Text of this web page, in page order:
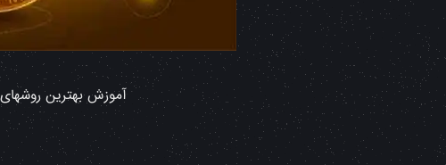
آموزش بهترین